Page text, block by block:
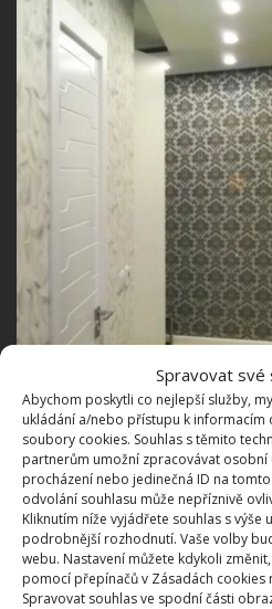
Spravovat své
Abychom poskytli co nejlepší služby,
ukládání a/nebo přístupu k informacím
soubory cookies. Souhlas s těmito
partnerům umožní zpracovávat osobní
procházení nebo jedinečná ID na
odvolání souhlasu může nepříznivě
Kliknutím níže vyjádřete souhlas s
podrobnější rozhodnutí. Vaše volby
webu. Nastavení můžete kdykoli
pomocí přepínačů v Zásadách cookies
Spravovat souhlas ve spodní části